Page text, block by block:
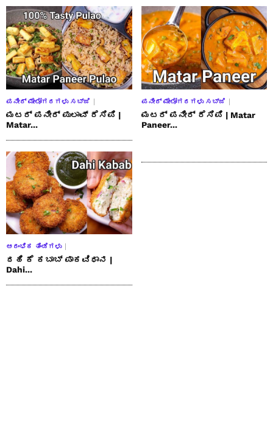
ಪನೀರ್ ಮೇಲೋಗರಗಳು ಸಬ್ಜಿ
ಮಟರ್ ಪನೀರ್ ಪುಲಾವ್ ರೆಸಿಪಿ |
Matar...
ಪನೀರ್ ಮೇಲೋಗರಗಳು ಸಬ್ಜಿ
ಮಟರ್ ಪನೀರ್ ರೆಸಿಪಿ | Matar
Paneer...
ಆರಂಭಿಕ ತಿಂಡಿಗಳು
ದಹಿ ಕೆ ಕಬಾಬ್ ಪಾಕವಿಧಾನ |
Dahi...